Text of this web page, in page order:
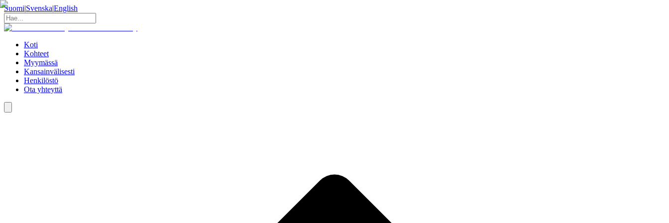
Suomi|Svenska|English
Koti
Kohteet
Myymässä
Kansainvälisesti
Henkilöstö
Ota yhteyttä